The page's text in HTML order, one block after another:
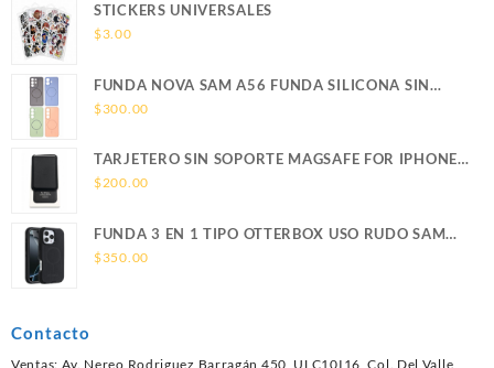
STICKERS UNIVERSALES
$3.00
FUNDA NOVA SAM A56 FUNDA SILICONA SIN
SOPORTE MAGNETICO SAMSUNG
$300.00
TARJETERO SIN SOPORTE MAGSAFE FOR IPHONE
LEATHER WALLET MAGSAFE
$200.00
FUNDA 3 EN 1 TIPO OTTERBOX USO RUDO SAM
S26 ULTRA SAMSUNG S26 ULTRA
$350.00
Contacto
Ventas: Av. Nereo Rodriguez Barragán 450, ULC10I16, Col. Del Valle,